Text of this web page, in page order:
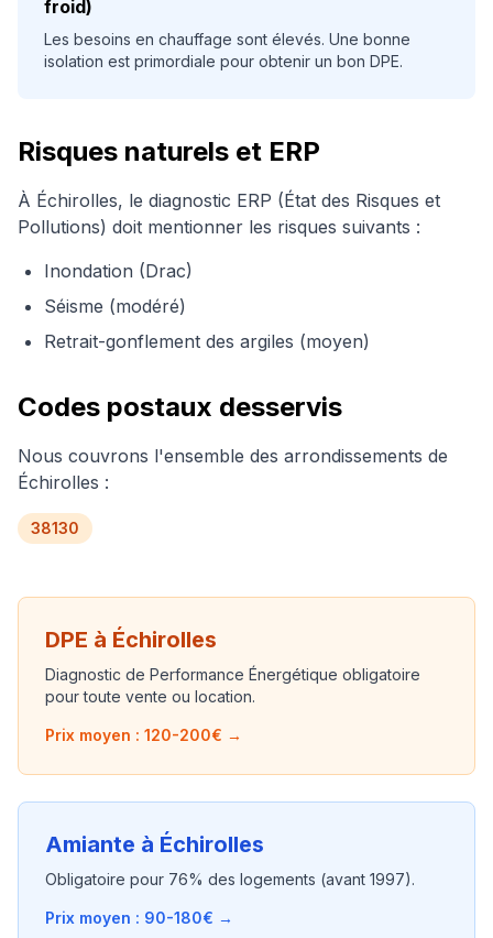
froid)
Les besoins en chauffage sont élevés. Une bonne
isolation est primordiale pour obtenir un bon DPE.
Risques naturels et ERP
À Échirolles, le diagnostic ERP (État des Risques et
Pollutions) doit mentionner les risques suivants :
Inondation (Drac)
Séisme (modéré)
Retrait-gonflement des argiles (moyen)
Codes postaux desservis
Nous couvrons l'ensemble des arrondissements de
Échirolles :
38130
DPE à Échirolles
Diagnostic de Performance Énergétique obligatoire
pour toute vente ou location.
Prix moyen : 120-200€ →
Amiante à Échirolles
Obligatoire pour 76% des logements (avant 1997).
Prix moyen : 90-180€ →